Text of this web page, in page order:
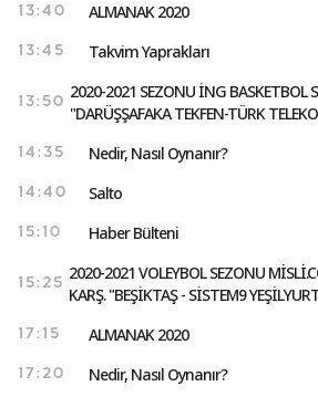
13:40 ALMANAK 2020
13:45 Takvim Yaprakları
13:50
2020-2021 SEZONU İNG BASKETBOL
"DARÜŞŞAFAKA TEKFEN-TÜRK
14:35 Nedir, Nasıl Oynanır?
14:40 Salto
15:10 Haber Bülteni
15:25
2020‐2021 VOLEYBOL SEZONU
KARŞ. "BEŞİKTAŞ - SİSTEM9
17:15 ALMANAK 2020
17:20 Nedir, Nasıl Oynanır?